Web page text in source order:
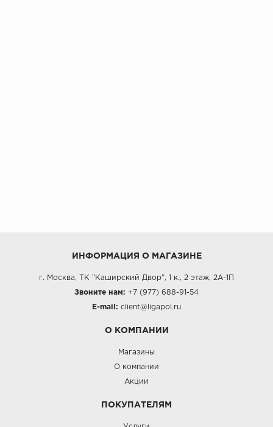
ИНФОРМАЦИЯ О МАГАЗИНЕ
г. Москва, ТК "Каширский Двор", 1 к., 2 этаж, 2А-1П
Звоните нам: +7 (977) 688-91-54
E-mail: client@ligapol.ru
О КОМПАНИИ
Магазины
О компании
Акции
ПОКУПАТЕЛЯМ